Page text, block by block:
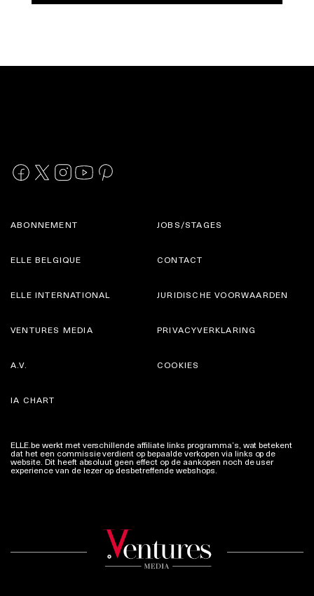
ABONNEMENT
ELLE BELGIQUE
JOBS/STAGES
CONTACT
ELLE INTERNATIONAL
VENTURES MEDIA
JURIDISCHE VOORWAARDEN
PRIVACYVERKLARING
A.V.
IA CHART
COOKIES
ELLE.be werkt met verschillende affiliate links programma’s, wat betekent
dat het een commissie verdient op bepaalde verkopen via links op de
website. Dit heeft absoluut geen effect op de aankopen noch de user
experience van de lezer op desbetreffende webshops.